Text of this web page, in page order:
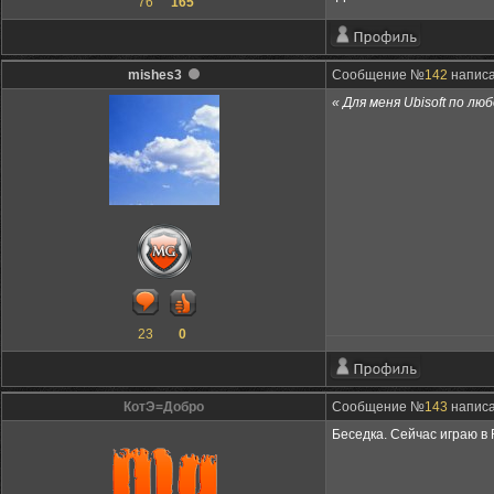
mishes3 Сообщение №142
23 0
« Для меня Ubisoft по
КотЭ=Добро Сообщение №143
Беседка. Сейчас играю в